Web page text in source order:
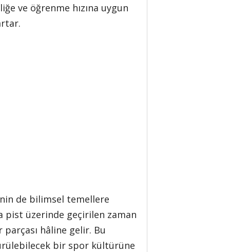
ve öğrenme hızına uygun
de bilimsel temellere
pist üzerinde geçirilen zaman
hâline gelir. Bu
bir spor kültürüne